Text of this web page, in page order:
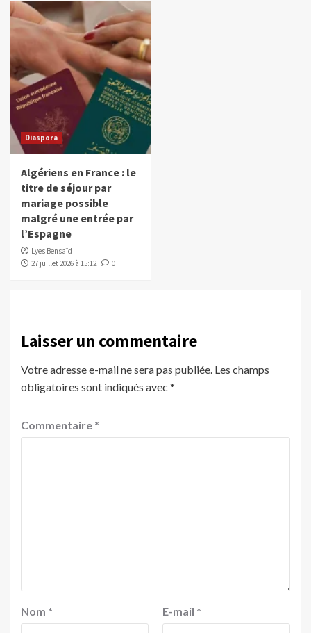
Diaspora
Algériens en France : le
titre de séjour par
mariage possible
malgré une entrée par
l’Espagne
Lyes Bensaïd
27 juillet 2026 à 15:12
0
Laisser un commentaire
Votre adresse e-mail ne sera pas publiée. Les champs
obligatoires sont indiqués avec *
Commentaire *
Nom * E-mail *